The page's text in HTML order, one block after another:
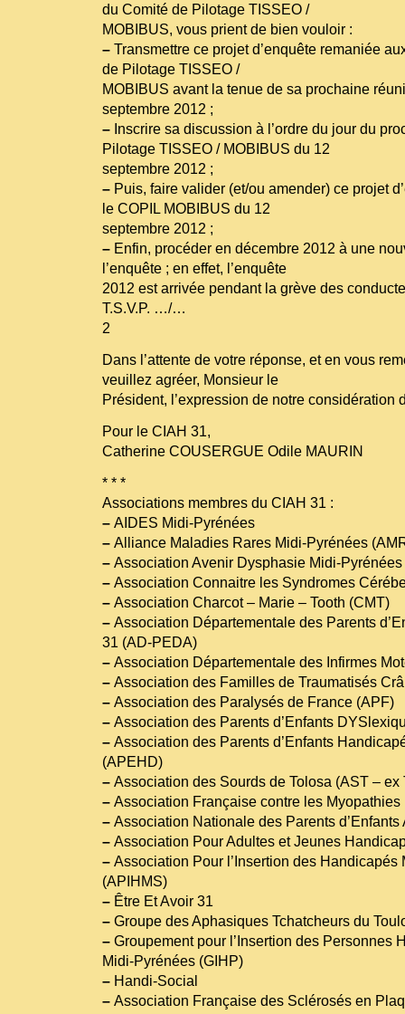
du Comité de Pilotage TISSEO /
MOBIBUS, vous prient de bien vouloir :
– Transmettre ce projet d’enquête remaniée
de Pilotage TISSEO /
MOBIBUS avant la tenue de sa prochaine
septembre 2012 ;
– Inscrire sa discussion à l’ordre du jour du
Pilotage TISSEO / MOBIBUS du 12
septembre 2012 ;
– Puis, faire valider (et/ou amender) ce projet
le COPIL MOBIBUS du 12
septembre 2012 ;
– Enfin, procéder en décembre 2012 à une
l’enquête ; en effet, l’enquête
2012 est arrivée pendant la grève des
T.S.V.P. …/…
2
Dans l’attente de votre réponse, et en vous
veuillez agréer, Monsieur le
Président, l’expression de notre considération
Pour le CIAH 31,
Catherine COUSERGUE Odile MAURIN
* * *
Associations membres du CIAH 31 :
– AIDES Midi-Pyrénées
– Alliance Maladies Rares Midi-Pyrénées
– Association Avenir Dysphasie Midi-
– Association Connaitre les Syndromes
– Association Charcot – Marie – Tooth (CMT)
– Association Départementale des Parents
31 (AD-PEDA)
– Association Départementale des Infirmes
– Association des Familles de Traumatisés
– Association des Paralysés de France (APF)
– Association des Parents d’Enfants
– Association des Parents d’Enfants
(APEHD)
– Association des Sourds de Tolosa (AST – ex
– Association Française contre les Myopathies
– Association Nationale des Parents
– Association Pour Adultes et Jeunes
– Association Pour l’Insertion des Handicapés
(APIHMS)
– Être Et Avoir 31
– Groupe des Aphasiques Tchatcheurs du
– Groupement pour l’Insertion des Personnes
Midi-Pyrénées (GIHP)
– Handi-Social
– Association Française des Sclérosés en